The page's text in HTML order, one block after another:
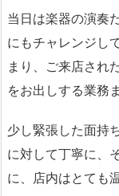
当日は楽器の演奏
にもチャレンジし
まり、ご来店され
をお出しする業務ま
少し緊張した面持
に対して丁寧に、
に、店内はとても